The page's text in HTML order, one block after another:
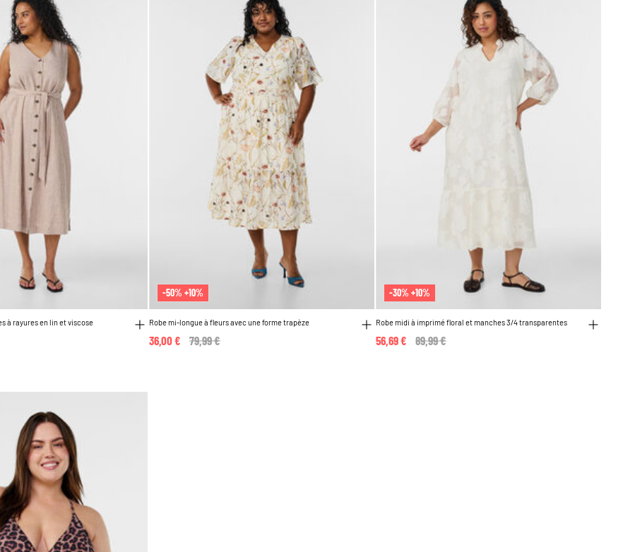
à rayures en lin et viscose
from
-50% +10%
Robe mi-longue à fleurs avec une forme trapèze
Price reduced from
79,99 €
36,00 €
-30% +10%
Robe midi à imprimé floral et manches 3/4 transparentes
Price reduced from
89,99 €
56,69 €